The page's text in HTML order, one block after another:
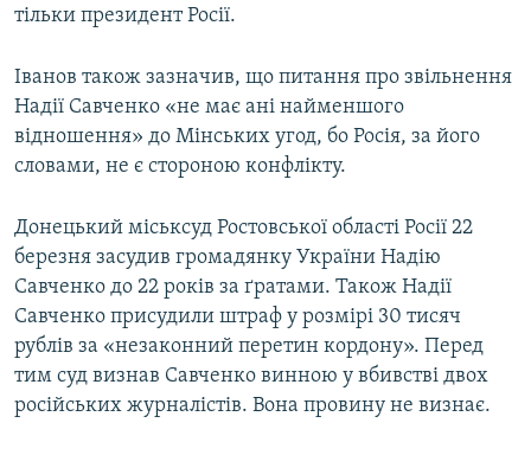
тільки президент Росії.
Іванов також зазначив, що питання про звільнення
Надії Савченко «не має ані найменшого
відношення» до Мінських угод, бо Росія, за його
словами, не є стороною конфлікту.
Донецький міськсуд Ростовської області Росії 22
березня засудив громадянку України Надію
Савченко до 22 років за ґратами. Також Надії
Савченко присудили штраф у розмірі 30 тисяч
рублів за «незаконний перетин кордону». Перед
тим суд визнав Савченко винною у вбивстві двох
російських журналістів. Вона провину не визнає.